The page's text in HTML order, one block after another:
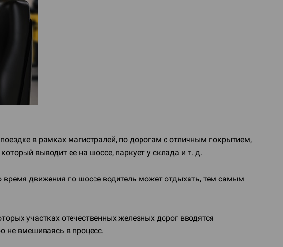
в рамках магистралей, по дорогам с отличным покрытием,
выводит ее на шоссе, паркует у склада и т. д.
время движения по шоссе водитель может отдыхать, тем самым
участках отечественных железных дорог вводятся
не вмешиваясь в процесс.